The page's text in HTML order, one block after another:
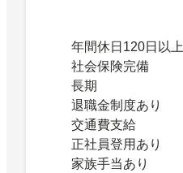
年間休日120日以上
社会保険完備
長期
退職金制度あり
交通費支給
正社員登用あり
家族手当あり